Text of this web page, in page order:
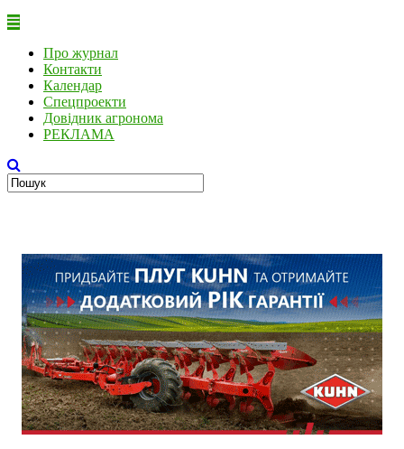
Про журнал
Контакти
Календар
Спецпроекти
Довідник агронома
РЕКЛАМА